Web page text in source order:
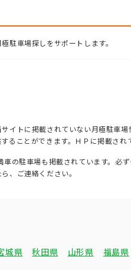
駐車場探しをサポートします。
イトに掲載されていない月極駐車
ることができます。ＨＰに掲載され
の駐車場も掲載されています。必
、ご連絡ください。
城県 秋田県 山形県
福島県